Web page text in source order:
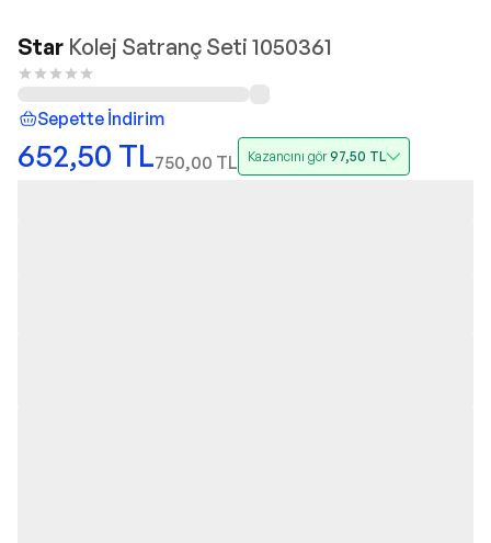
Star Kolej Satranç Seti 1050361
Sepette İndirim
652,50 TL750,00 TL Kazancını gör97,50 TL